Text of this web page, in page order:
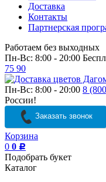
Доставка
Контакты
Партнерская
Работаем без выходных
Пн-Вс: 8:00 - 20:00
75 90
Пн-Вс: 8:00 - 20:00 8
России!
Заказать звонок
Корзина
0 0 Р
Подобрать букет
Каталог